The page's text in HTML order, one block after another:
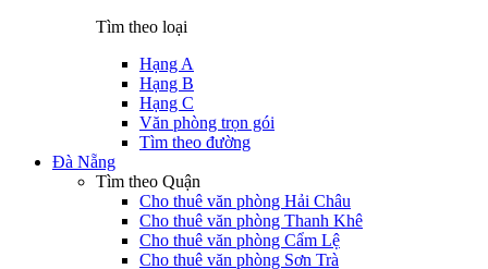
Tìm theo loại
Hạng A
Hạng B
Hạng C
Văn phòng trọn gói
Tìm theo đường
Đà Nẵng
Tìm theo Quận
Cho thuê văn phòng Hải Châu
Cho thuê văn phòng Thanh Khê
Cho thuê văn phòng Cẩm Lệ
Cho thuê văn phòng Sơn Trà